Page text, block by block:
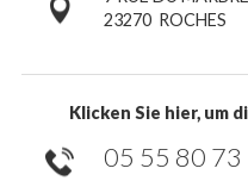
23270 ROCHES
Klicken Sie hier, um
05 55 80 73